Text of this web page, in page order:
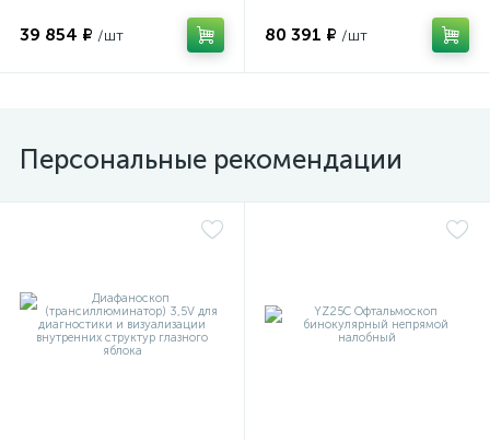
39 854 ₽ /шт
Riester
80 391 ₽ /шт
Персональные рекомендации